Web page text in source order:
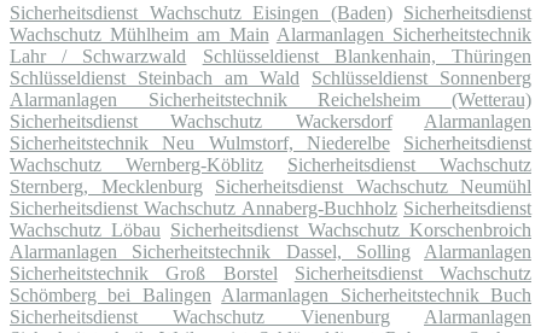
Sicherheitsdienst Wachschutz Eisingen (Baden)
Sicherheitsdienst
Wachschutz Mühlheim am Main Alarmanlagen Sicherheitstechnik
Lahr / Schwarzwald
Schlüsseldienst Blankenhain, Thüringen
Schlüsseldienst Steinbach am Wald
Schlüsseldienst Sonnenberg
Alarmanlagen Sicherheitstechnik Reichelsheim (Wetterau)
Sicherheitsdienst Wachschutz Wackersdorf
Alarmanlagen
Sicherheitstechnik Neu Wulmstorf, Niederelbe
Sicherheitsdienst
Wachschutz Wernberg-Köblitz
Sicherheitsdienst Wachschutz
Sternberg, Mecklenburg
Sicherheitsdienst Wachschutz Neumühl
Sicherheitsdienst Wachschutz Annaberg-Buchholz Sicherheitsdienst
Wachschutz Löbau Sicherheitsdienst Wachschutz Korschenbroich
Alarmanlagen Sicherheitstechnik Dassel, Solling
Alarmanlagen
Sicherheitstechnik Groß Borstel
Sicherheitsdienst Wachschutz
Schömberg bei Balingen Alarmanlagen Sicherheitstechnik Buch
Sicherheitsdienst Wachschutz Vienenburg
Alarmanlagen